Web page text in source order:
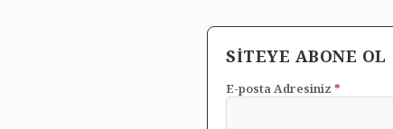
SİTEYE ABONE OL
E-posta Adresiniz*